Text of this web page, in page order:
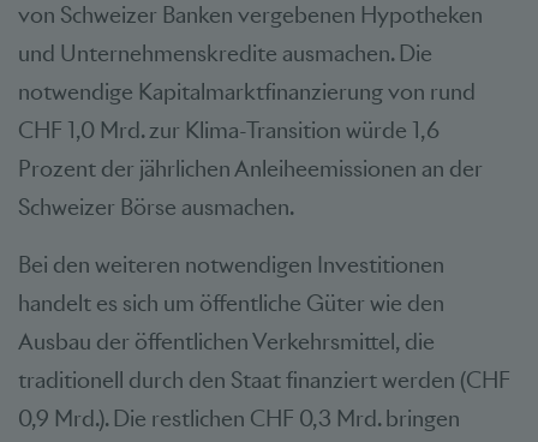
von Schweizer Banken vergebenen Hypotheken
und Unternehmenskredite ausmachen. Die
notwendige Kapitalmarktfinanzierung von rund
CHF 1,0 Mrd. zur Klima-Transition würde 1,6
Prozent der jährlichen Anleiheemissionen an der
Schweizer Börse ausmachen.
Bei den weiteren notwendigen Investitionen
handelt es sich um öffentliche Güter wie den
Ausbau der öffentlichen Verkehrsmittel, die
traditionell durch den Staat finanziert werden (CHF
0,9 Mrd.). Die restlichen CHF 0,3 Mrd. bringen